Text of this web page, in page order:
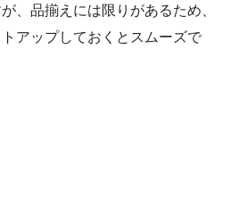
、品揃えには限りがあるため、
アップしておくとスムーズで